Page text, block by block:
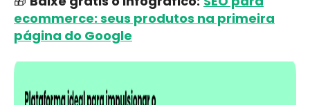
ecommerce: seus produtos na primeira
página do Google